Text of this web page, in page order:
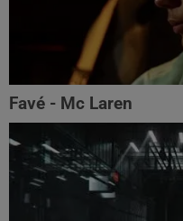
Favé - Mc Laren